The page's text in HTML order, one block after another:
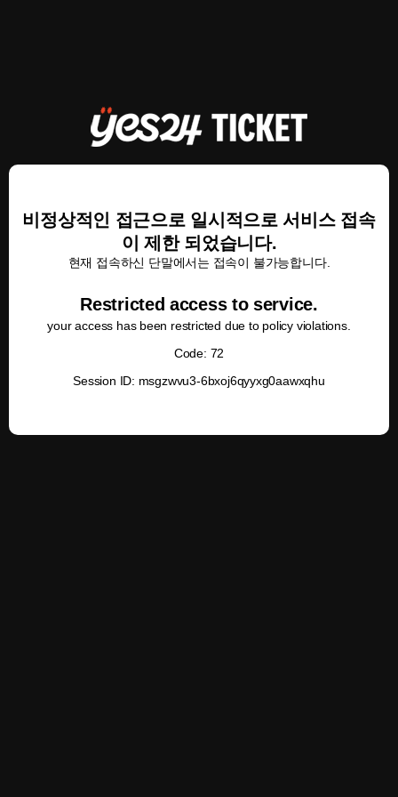
비정상적인 접근으로 일시적으로 서비스 접속
이 제한 되었습니다.
현재 접속하신 단말에서는 접속이 불가능합니다.
Restricted access to service.
your access has been restricted due to policy violations.
Code: 72
Session ID: msgzwvu3-6bxoj6qyyxg0aawxqhu